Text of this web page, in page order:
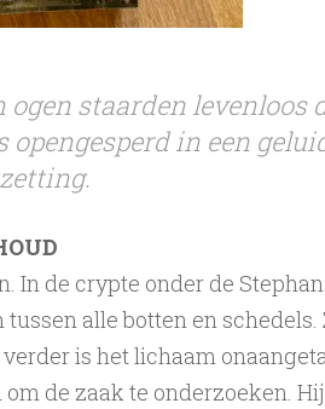
ogen staarden
opengesperd in een
In de crypte onder de
tussen alle botten en
is het lichaam
om de zaak te ­onderzoeken.